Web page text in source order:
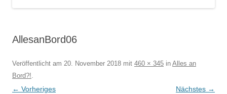
AllesanBord06
Veröffentlicht am 20. November 2018 mit 460 × 345 in Alles an
Bord?!.
← Vorheriges Nächstes →